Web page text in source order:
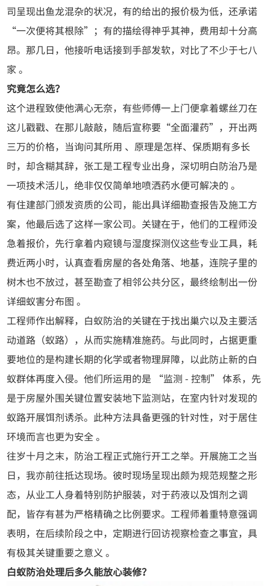
司呈现出鱼龙混杂的状况，有的给出的报价极为低，还承诺
“一次便将其根除”；有的描绘得神乎其神，费用却十分高
昂。那几日，他接听电话接到手部发软，对比了不少于七八
家 。
究竟怎么选？
这个进程致使他满心无奈，有些师傅一上门便拿着螺丝刀在
这儿戳戳、在那儿敲敲，随后宣称要“全面灌药”，开出两
三万的价格，当询问其所用 、原理是怎样、保质期有多长
时，却含糊其辞，张工是工程专业出身，深切明白防治乃是
一项技术活儿，绝非仅仅简单地喷洒药水便可解决的 。
有住建部门颁发资质的公司，能出具详细勘查报告及施工方
案，他最后选了这样一家公司。关键在于，他们的工程师没
急着报价，先行拿着内窥镜与湿度探测仪这些专业工具，耗
费近两小时，认真查看房屋的各处角落、地基，连院子里的
树木也不放过，甚至勘查了相邻公共分区，最终绘制出一份
详细蚁害分布图 。
工程师作出解释， 白蚁防治的关键在于找出巢穴以及主要活
动道路（蚁路），从而实施精准施药。与此同时，占据更重
要地位的是构建长期的化学或者物理屏障，以此防止新的白
蚁群体再度入侵。他们所运用的是 “监测 - 控制” 体系，先
是于房屋外围关键位置安装地下监测站，在室内针对发现的
蚁路开展饵剂诱杀。此种方法具备更强的针对性，对于居住
环境而言也更为安全 。
往岁十月之末，防治工程正式施行开工之举。开展施工之当
日，我亦前往抵达现场。彼时现场呈现出颇为规范规整之形
态，从业工人身着特别防护服装，对于药液以及饵剂之调
配，皆存有甚为严格精确之比例要求。工程师着重特意强调
表明，在后续阶段之中，定期进行回访视察检查之事宜，具
有极其关键重要之意义 。
白蚁防治处理后多久能放心装修？